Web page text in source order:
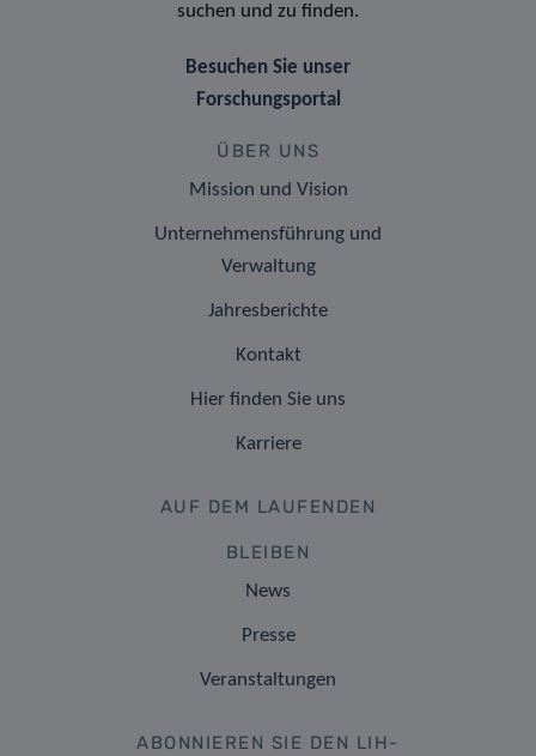
suchen und zu finden.
Besuchen Sie unser
Forschungsportal
ÜBER UNS
Mission und Vision
Unternehmensführung und
Verwaltung
Jahresberichte
Kontakt
Hier finden Sie uns
Karriere
AUF DEM LAUFENDEN
BLEIBEN
News
Presse
Veranstaltungen
ABONNIEREN SIE DEN LIH-